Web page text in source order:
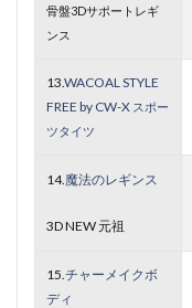
骨盤3Dサポートレギ
ンス
13.WACOAL STYLE
FREE by CW-X スポー
ツタイツ
14.魔法のレギンス
3D NEW 元祖
15.チャーメイクボ
ディ